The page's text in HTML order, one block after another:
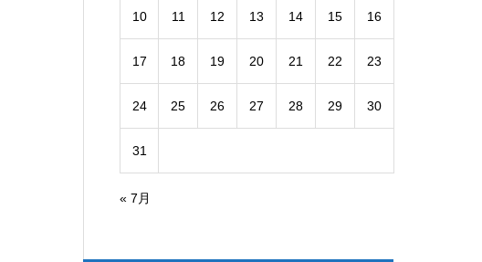
10 11 12 13 14 15 16
17 18 19 20 21 22 23
24 25 26 27 28 29 30
31
« 7月